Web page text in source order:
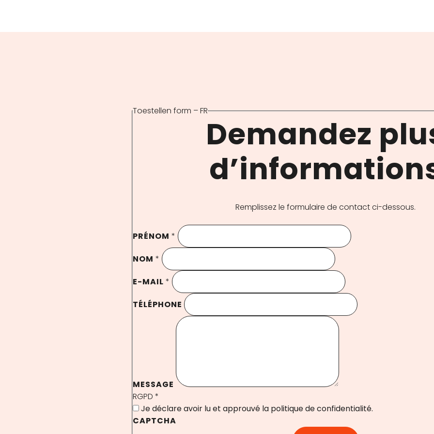
Toestellen form – FR
Demandez
Remplissez le formulaire de contact ci-dessous.
PRÉNOM *
NOM *
E-MAIL *
TÉLÉPHONE
MESSAGE
RGPD *
Je déclare avoir lu et approuvé la politique de confidentialité.
CAPTCHA